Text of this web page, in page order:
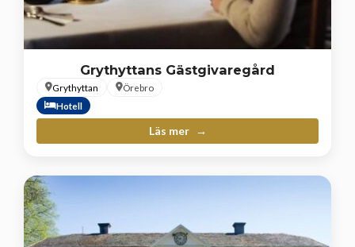
Grythyttans Gästgivaregård
Grythyttan
Örebro
Hotell
Läs mer